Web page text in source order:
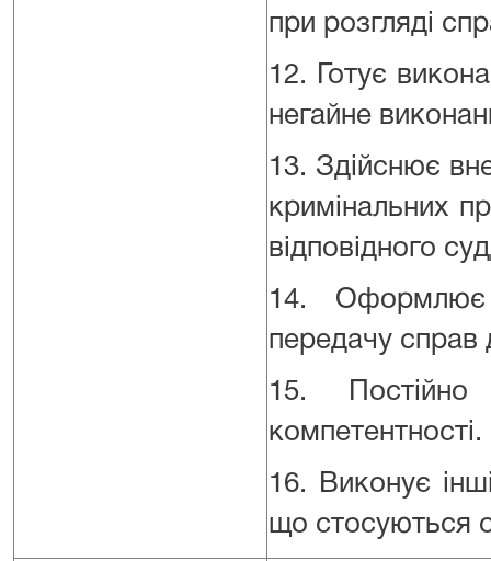
при розгляді
12. Готує
негайне
13. Здійснює
кримінальних
відповідного
14. Оформлює
передачу справ
15. Постійно
компетентності.
16. Виконує
що стосуються